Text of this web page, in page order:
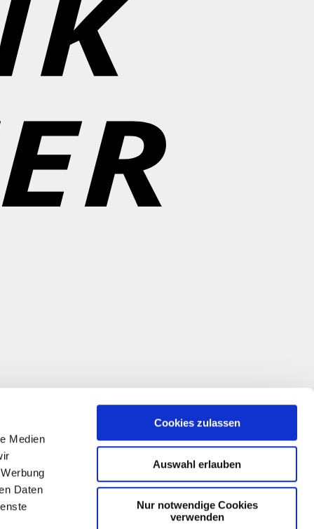
Medien
Daten
Cookies zulassen
Auswahl erlauben
Nur notwendige Cookies
verwenden